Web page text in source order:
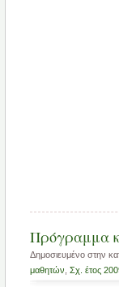
Πρόγραμμα
Δημοσιευμένο στην
μαθητών Σχ. έτος